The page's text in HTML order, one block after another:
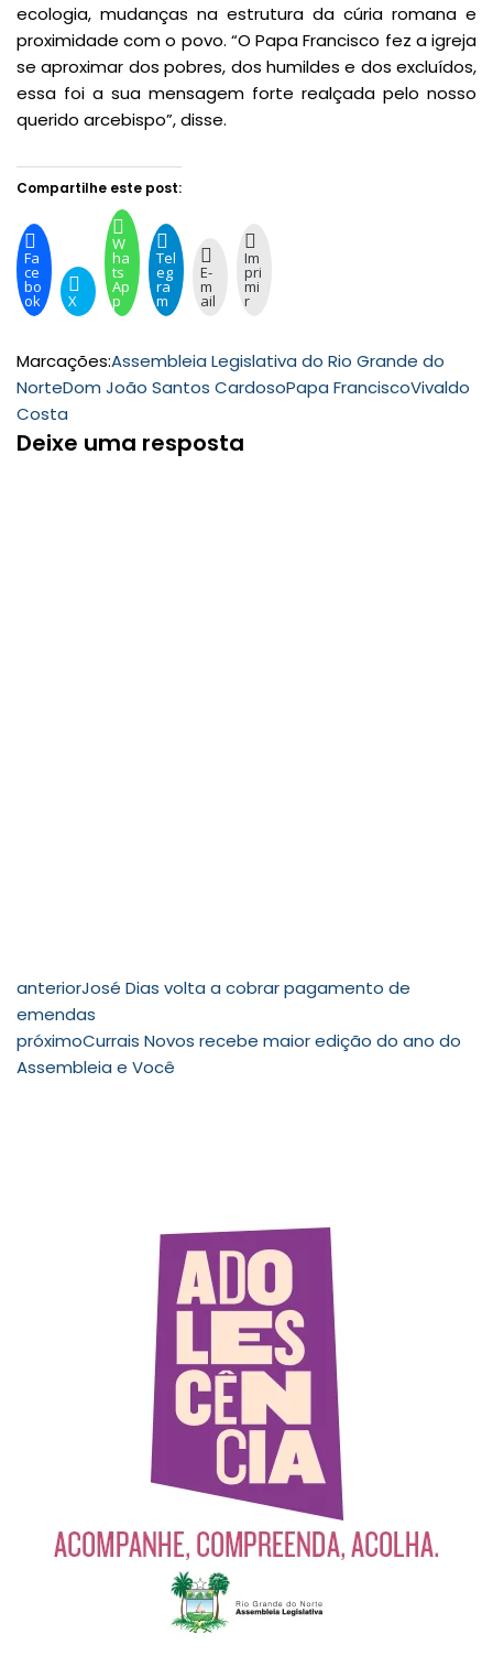
ecologia, mudanças na estrutura da cúria romana e
proximidade com o povo. “O Papa Francisco fez a igreja
se aproximar dos pobres, dos humildes e dos excluídos,
essa foi a sua mensagem forte realçada pelo nosso
querido arcebispo”, disse.
Compartilhe este post:
Fa
ce
bo
ok X
W
ha
ts
Ap
p
Tel
eg
ra
m
E-
m
ail
Im
pri
mi
r
Marcações:Assembleia Legislativa do Rio Grande do
NorteDom João Santos CardosoPapa FranciscoVivaldo
Costa
Deixe uma resposta
anteriorJosé Dias volta a cobrar pagamento de
emendas
próximoCurrais Novos recebe maior edição do ano do
Assembleia e Você